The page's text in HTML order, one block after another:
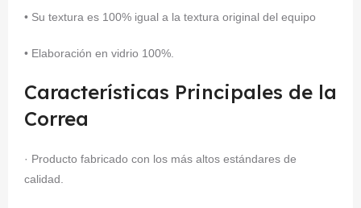
• Su textura es 100% igual a la textura original del equipo
• Elaboración en vidrio 100%.
Características Principales de la
Correa
· Producto fabricado con los más altos estándares de
calidad.